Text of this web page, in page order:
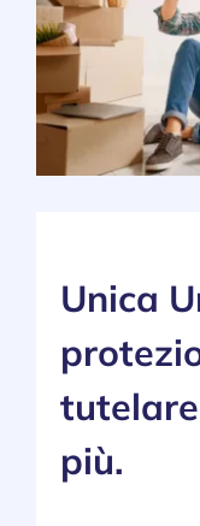
CONTATTI
Unica
più.